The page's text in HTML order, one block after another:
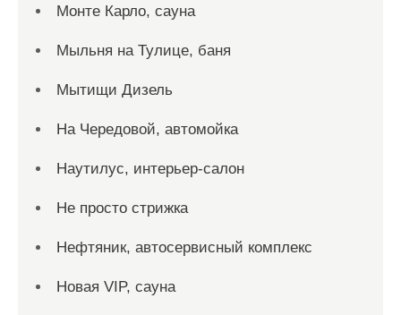
Монте Карло, сауна
Мыльня на Тулице, баня
Мытищи Дизель
На Чередовой, автомойка
Наутилус, интерьер-салон
Не просто стрижка
Нефтяник, автосервисный комплекс
Новая VIP, сауна